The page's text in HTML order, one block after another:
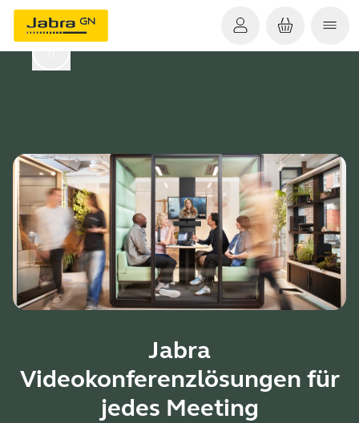
Jabra
Videokonferenzlösungen für
jedes Meeting